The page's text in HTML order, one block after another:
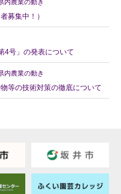
内農業の動き
募集中！）
4号」の発表について
内農業の動き
等の技術対策の徹底について